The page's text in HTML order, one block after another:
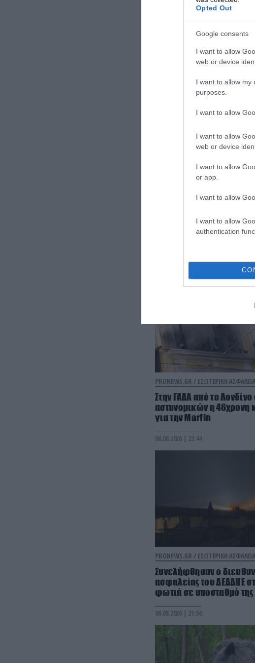
Opted Out
Google consents
I want to allow
web or device
I want to allow my
purposes.
I want to allow
I want to allow
web or device
I want to allow
or app.
I want to allow
I want to allow
authentication
PRONEWS.GR / ΕΣΩΤΕΡΙΚΗ ΑΣΦΑΛΕΙΑ
Στην ΓΑΔΑ από το
αστυνομικών η 46χρονη
για την Marfin
06.08.2026 | 23:44
PRONEWS.GR / ΕΣΩΤΕΡΙΚΗ ΑΣΦΑΛΕΙΑ
Συνελήφθησαν ο
ασφαλείας του ΔΕΔΔΗΕ
φωτιά σε υποσταθμό της
06.08.2026 | 21:50